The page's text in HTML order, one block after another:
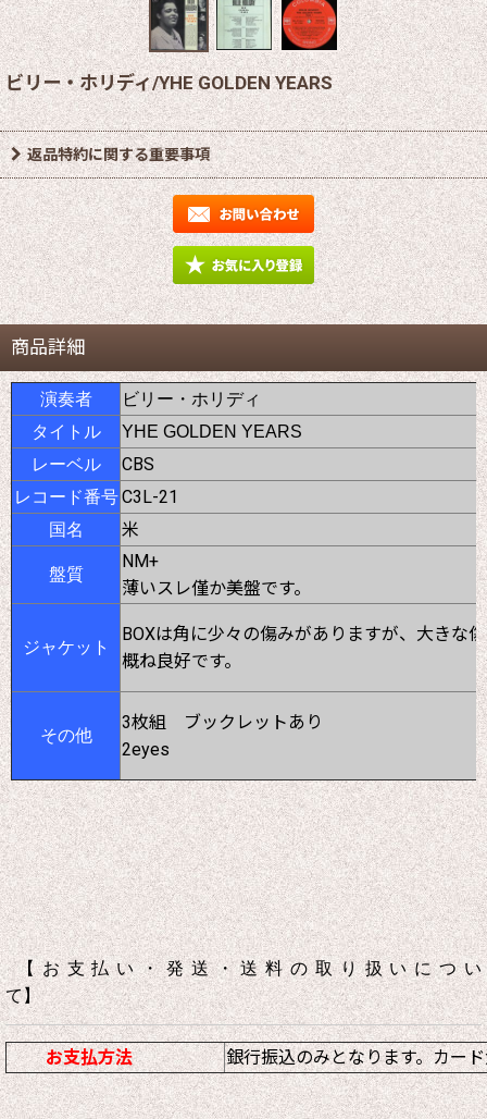
ビリー・ホリディ/YHE GOLDEN YEARS
返品特約に関する重要事項
商品詳細
演奏者
ビリー・ホリディ
タイトル
YHE GOLDEN YEARS
レーベル
CBS
レコード番号 C3L-21
国名 米
盤質
NM+
薄いスレ僅か美盤です。
ジャケット
BOXは角に少々の傷みがありますが、大きな
概ね良好です。
その他
3枚組 ブックレットあり
2eyes
【お支払い・発送・送料の取り扱いについ
て】
お支払方法 銀行振込のみとなります。カー